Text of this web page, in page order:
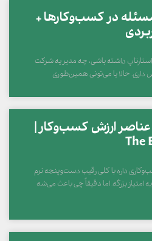
در کسب‌وکارها +
داشته باشی، چه مدیر یه شرکت
حالا یا می‌تونی همین‌طوری
عناصر ارزش کسب‌وکار |
The
داره با کلی رقیب دست‌وپنجه نرم
بزرگه. اما دقیقاً چی باعث می‌شه